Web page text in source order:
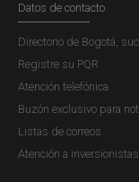
Datos de contacto
Directorio de Bogotá,
Registre su PQR
Atención telefónica
Buzón exclusivo para
Listas de correos
Atención a